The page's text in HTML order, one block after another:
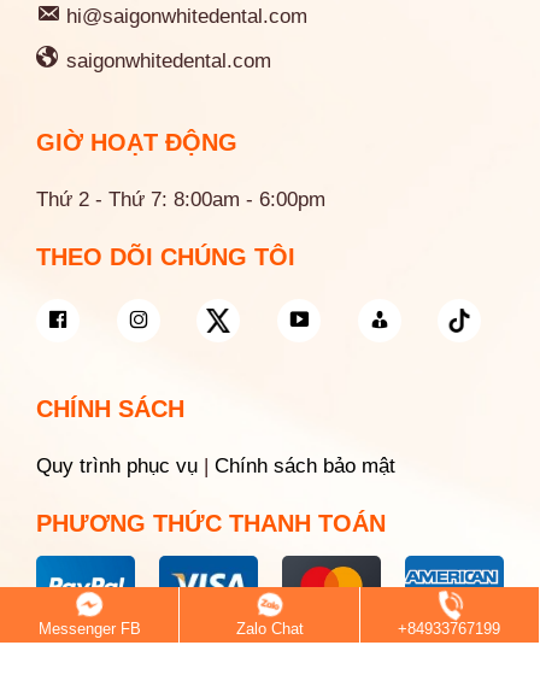
hi@saigonwhitedental.com
saigonwhitedental.com
GIỜ HOẠT ĐỘNG
Thứ 2 - Thứ 7: 8:00am - 6:00pm
THEO DÕI CHÚNG TÔI
CHÍNH SÁCH
Quy trình phục vụ | Chính sách bảo mật
PHƯƠNG THỨC THANH TOÁN
Messenger FB Zalo Chat +84933767199